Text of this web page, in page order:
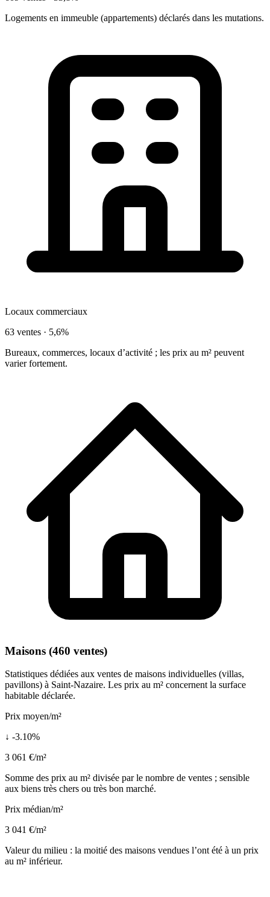
Logements en immeuble (appartements) déclarés dans les mutations.
Locaux commerciaux
63 ventes · 5,6%
Bureaux, commerces, locaux d’activité ; les prix au m² peuvent
varier fortement.
Maisons (460 ventes)
Statistiques dédiées aux ventes de maisons individuelles (villas,
pavillons) à Saint-Nazaire. Les prix au m² concernent la surface
habitable déclarée.
Prix moyen/m²
↓ -3.10%
3 061 €/m²
Somme des prix au m² divisée par le nombre de ventes ; sensible
aux biens très chers ou très bon marché.
Prix médian/m²
3 041 €/m²
Valeur du milieu : la moitié des maisons vendues l’ont été à un prix
au m² inférieur.